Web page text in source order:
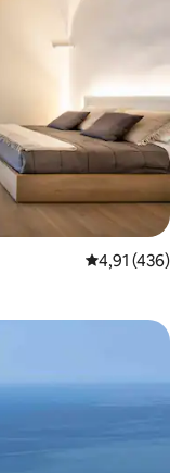
4,91 (436)